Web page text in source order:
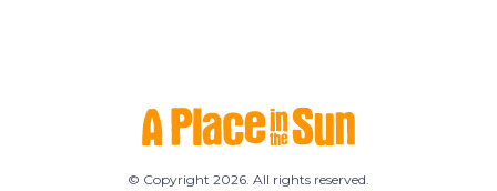
© Copyright 2026. All rights reserved.